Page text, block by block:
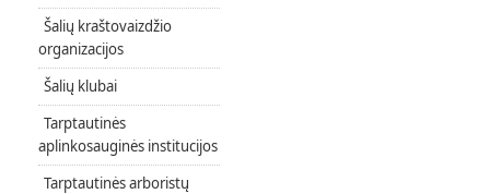
Šalių kraštovaizdžio
organizacijos
Šalių klubai
Tarptautinės
aplinkosauginės institucijos
Tarptautinės arboristų